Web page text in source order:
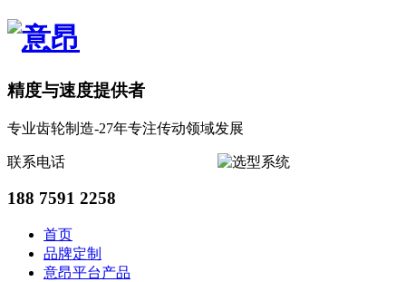
精度与速度提供者
专业齿轮制造-27年专注传动领域发展
联系电话
188 7591 2258
首页
品牌定制
意昂平台产品